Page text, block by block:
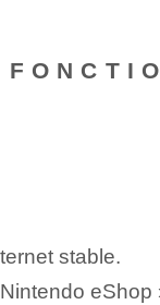
stable.
eShop